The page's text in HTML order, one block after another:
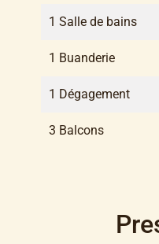
1 Salle de bains
1 Buanderie
1 Dégagement
3 Balcons